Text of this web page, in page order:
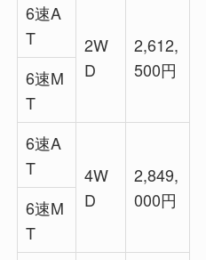
6速A
T
2W
D
2,612,
500円
6速M
T
6速A
T
4W
D
2,849,
000円
6速M
T